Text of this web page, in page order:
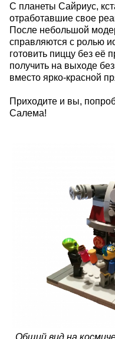
С планеты Сайриус,
отработавшие свое
После небольшой
справляются с ролью
готовить пиццу без её
получить на выходе
вместо ярко-красной
Приходите и вы,
Салема!
Общий вид на